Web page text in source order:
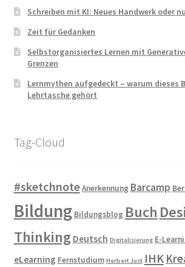
Schreiben mit KI: Neues Handwerk oder
Zeit für Gedanken
Selbstorganisiertes Lernen mit
Grenzen
Lernmythen aufgedeckt – warum dieses
Lehrtasche gehört
Tag-Cloud
#sketchnoteAnerkennung Barcamp
Bildung Bildungsblog Buch
Thinking Deutsch Digitalisierung E-
eLearning Fernstudium Herbert Just IHK